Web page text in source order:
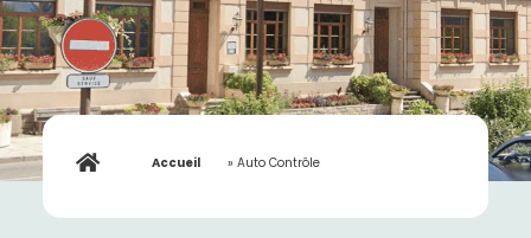
Accueil »Auto Contrôle